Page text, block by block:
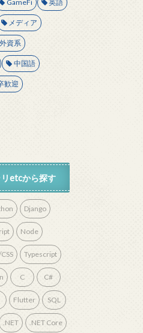
GameFi 英語
メディア
外資系
中国語
歓迎
etcから探す
Django
Node
Typescript
C C#
Flutter SQL
.NET .NET Core